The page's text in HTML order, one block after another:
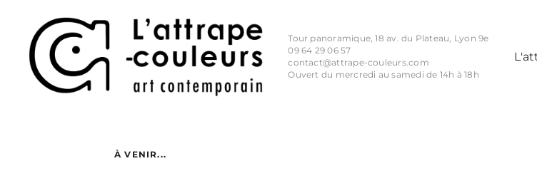
Tour panoramique, 18 av. du Plateau, Lyon 9e
09 64 29 06 57
contact@attrape-couleurs.com
Ouvert du mercredi au samedi de 14h à 18h
À VENIR...